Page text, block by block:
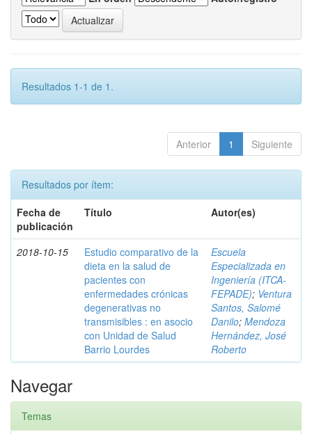
Resultados 1-1 de 1.
Anterior 1 Siguiente
Resultados por ítem:
Fecha de
publicación
Título Autor(es)
2018-10-15
Estudio comparativo de la
dieta en la salud de
pacientes con
enfermedades crónicas
degenerativas no
transmisibles : en asocio
con Unidad de Salud
Barrio Lourdes
Escuela
Especializada en
Ingeniería (ITCA-
FEPADE); Ventura
Santos, Salomé
Danilo; Mendoza
Hernández, José
Roberto
Navegar
Temas